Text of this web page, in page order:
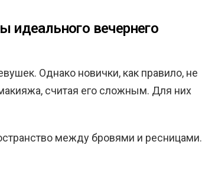
идеального вечернего
Однако новички, как правило, не
считая его сложным. Для них
между бровями и ресницами.